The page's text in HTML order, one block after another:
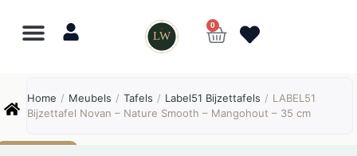
LW
0
Home / Meubels / Tafels / Label51 Bijzettafels / LABEL51
Bijzettafel Novan – Nature Smooth – Mangohout – 35 cm
Online
⎯ ✕